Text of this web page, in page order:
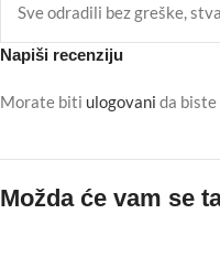
Sve odradili bez greške,
Napiši recenziju
Morate biti ulogovani da biste
Možda će vam se